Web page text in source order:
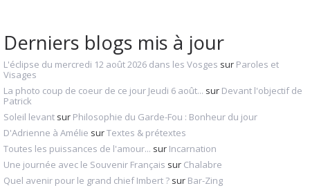
Derniers blogs mis à jour
L'éclipse du mercredi 12 août 2026 dans les Vosges sur Paroles et
Visages
La photo coup de coeur de ce jour Jeudi 6 août... sur Devant l'objectif de
Patrick
Soleil levant sur Philosophie du Garde-Fou : Bonheur du jour
D'Adrienne à Amélie surTextes & prétextes
Toutes les puissances de l'amour... sur Incarnation
Une journée avec le Souvenir Français sur Chalabre
Quel avenir pour le grand chief Imbert ? sur Bar-Zing